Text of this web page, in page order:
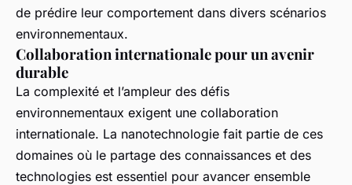
de prédire leur comportement dans divers scénarios
environnementaux.
Collaboration internationale pour un avenir
durable
La complexité et l’ampleur des défis
environnementaux exigent une collaboration
internationale. La nanotechnologie fait partie de ces
domaines où le partage des connaissances et des
technologies est essentiel pour avancer ensemble